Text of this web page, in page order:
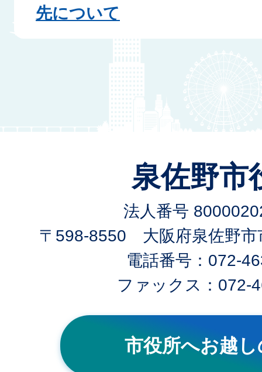
先について
泉佐野市
法人番号
〒598-8550 大阪府泉佐野市
電話番号：072-
ファックス：072-
市役所へお越